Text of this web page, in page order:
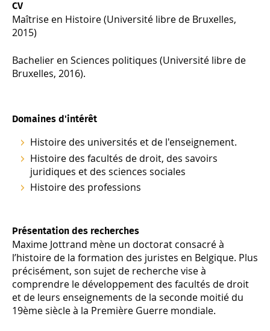
CV
Maîtrise en Histoire (Université libre de Bruxelles,
2015)
Bachelier en Sciences politiques (Université libre de
Bruxelles, 2016).
Domaines d'intérêt
Histoire des universités et de l'enseignement.
Histoire des facultés de droit, des savoirs
juridiques et des sciences sociales
Histoire des professions
Présentation des recherches
Maxime Jottrand mène un doctorat consacré à
l’histoire de la formation des juristes en Belgique. Plus
précisément, son sujet de recherche vise à
comprendre le développement des facultés de droit
et de leurs enseignements de la seconde moitié du
19ème siècle à la Première Guerre mondiale.